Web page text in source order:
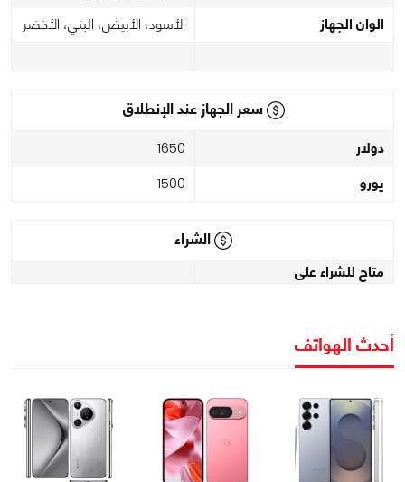
الوان الجهاز الأسود، الأبيض، البني، الأخضر
سعر الجهاز عند الإنطلاق
دولار 1650
يورو 1500
الشراء
متاح للشراء على
أحدث الهواتف